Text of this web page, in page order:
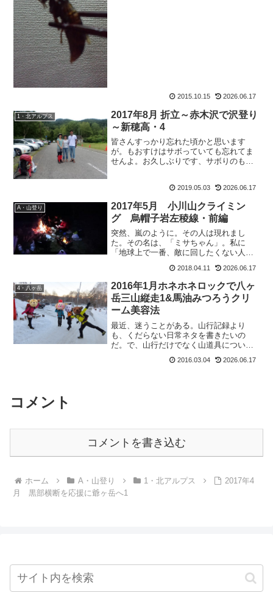
2015.10.15 2026.06.17
1・北アルプス
2017年8月 折立～赤木沢で沢登り
～新穂高・4
皆さんすっかり忘れた頃かと思います
が。もおすけはサボっていても忘れてま
せんよ。お久しぶりです、サボりのもお
が、さにあらず。書きたい気持ちはある
んですよ。ないのは時間と体...
2019.05.03 2026.06.17
A・山登り
2017年5月 小川山クライミン
グ 烏帽子岩左稜線・前編
突然、嵐のように。その人は現れまし
た。その名は、「ミサちゃん」。私に
「地球上で一番、敵に回したくない人」
恵？）とパワーと人脈を持っている人で
す。その彼女、前日の夜になってミ：
「明日、青春18切符で松本行く...
2018.04.11 2026.06.17
4・八ヶ岳
2016年1月ホネホネロックで八ヶ
岳三山縦走1&馬油みつろうクリ
ーム美容法
最近、迷うことがある。山行記録より
も、くだらない日常ネタを書きたいの
だ。で、山行だけでなく山道具について
か、読みにいらして下さっている皆さん
2016.03.04 2026.06.17
コメント
コメントを書き込む
ホーム A・山登り 1・北アルプス
2017年4
月 黒部横断を応援に爺ヶ岳へ1